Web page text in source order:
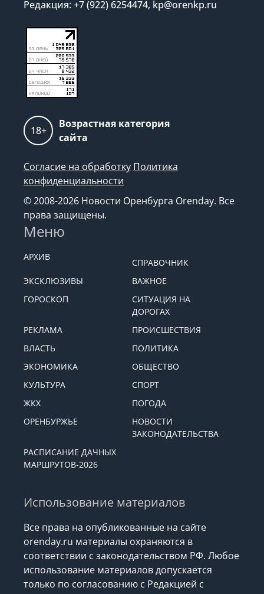
Редакция: +7 (922) 6254474, kp@orenkp.ru
18+
Возрастная категория
сайта
Согласие на обработку Политика
конфиденциальности
© 2008-2026 Новости Оренбурга Orenday. Все
права защищены.
Меню
АРХИВ
СПРАВОЧНИК
ЭКСКЛЮЗИВЫ
ВАЖНОЕ
ГОРОСКОП
СИТУАЦИЯ НА
ДОРОГАХ
РЕКЛАМА
ПРОИСШЕСТВИЯ
ВЛАСТЬ
ПОЛИТИКА
ЭКОНОМИКА
ОБЩЕСТВО
КУЛЬТУРА
СПОРТ
ЖКХ
ПОГОДА
ОРЕНБУРЖЬЕ
НОВОСТИ
ЗАКОНОДАТЕЛЬСТВА
РАСПИСАНИЕ ДАЧНЫХ
МАРШРУТОВ-2026
Использование материалов
Все права на опубликованные на сайте
orenday.ru материалы охраняются в
соответствии с законодательством РФ. Любое
использование материалов допускается
только по согласованию с Редакцией с